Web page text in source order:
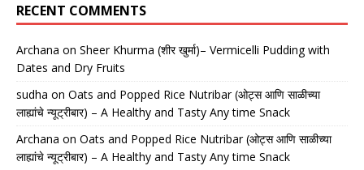
RECENT COMMENTS
Archana on Sheer Khurma (शीर खुर्मा)– Vermicelli Pudding with
Dates and Dry Fruits
sudha on Oats and Popped Rice Nutribar (ओट्स आणि साळीच्या
लाह्यांचे न्यूट्रीबार) – A Healthy and Tasty Any time Snack
Archana on Oats and Popped Rice Nutribar (ओट्स आणि साळीच्या
लाह्यांचे न्यूट्रीबार) – A Healthy and Tasty Any time Snack